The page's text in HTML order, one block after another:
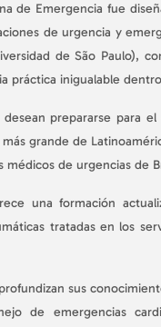
de Emergencia fue
de urgencia y
de São Paulo),
práctica inigualable
prepararse para
grande de
de urgencias de
una formación
tratadas en los
sus
de emergencias